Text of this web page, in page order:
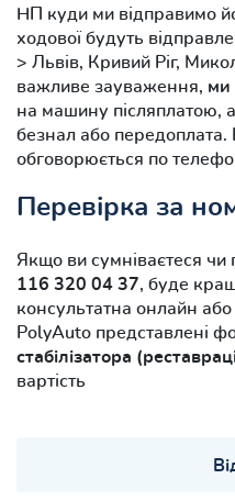
НП куди ми відправимо
ходової будуть
> Львів, Кривий Ріг,
важливе зауваження, ми
на машину післяплатою,
безнал або передоплата.
обговорюється по
Перевірка за
Якщо ви сумніваєтеся чи
116 320 04 37, буде
консультатна онлайн
PolyAuto представлені
стабілізатора
вартість